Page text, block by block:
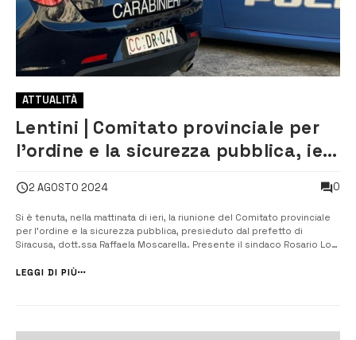
ATTUALITÀ
Lentini | Comitato provinciale per
l’ordine e la sicurezza pubblica, ieri
2 AGOSTO 2024 0
Si è tenuta, nella mattinata di ieri, la riunione del Comitato provinciale
per l’ordine e la sicurezza pubblica, presieduto dal prefetto di
Siracusa, dott.ssa Raffaela Moscarella. Presente il sindaco Rosario Lo
accaduto nelle ultime settimane. Attraverso l’analisi svolta si è...
LEGGI DI PIÙ